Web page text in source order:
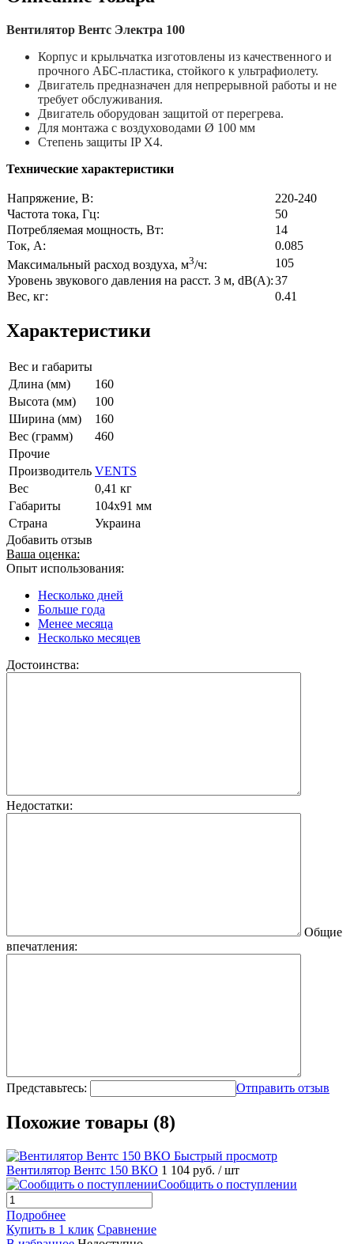
Вентилятор Вентс Электра 100
Корпус и крыльчатка изготовлены из качественного и
прочного АБС-пластика, стойкого к ультрафиолету.
Двигатель предназначен для непрерывной работы и не
требует обслуживания.
Двигатель оборудован защитой от перегрева.
Для монтажа с воздуховодами Ø 100 мм
Степень защиты IP Х4.
Технические характеристики
Напряжение, В:
220-240
Частота тока, Гц:
50
Потребляемая мощность, Вт:
14
Ток, А:
0.085
Максимальный расход воздуха, м3/ч:
105
Уровень звукового давления на расст. 3 м, dB(A):37
Вес, кг:
0.41
Характеристики
Вес и габариты
Длина (мм)
160
Высота (мм)
100
Ширина (мм)
160
Вес (грамм)
460
Прочие
Производитель VENTS
Вес
0,41 кг
Габариты
104х91 мм
Страна
Украина
Добавить отзыв
Ваша оценка:
Опыт использования:
Несколько дней
Больше года
Менее месяца
Несколько месяцев
Достоинства:
Недостатки:
Общие
впечатления:
Представьтесь: Отправить отзыв
Похожие товары (8)
Быстрый просмотр
Вентилятор Вентс 150 ВКО 1 104 руб. / шт
Сообщить о поступлении
Подробнее
Купить в 1 клик Сравнение